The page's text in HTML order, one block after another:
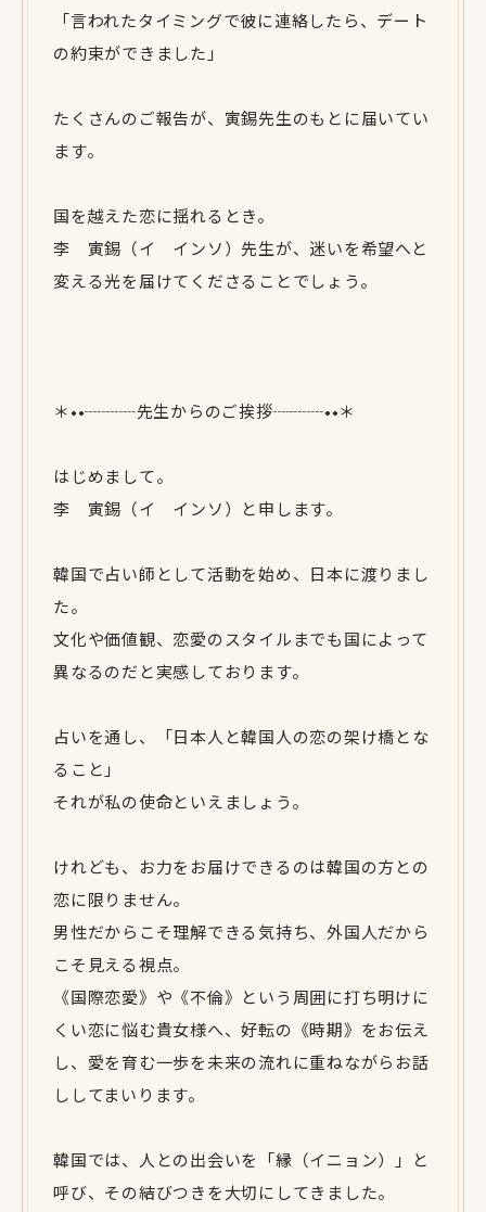
「言われたタイミングで彼に連絡したら、デート
の約束ができました」
たくさんのご報告が、寅錫先生のもとに届いてい
ます。
国を越えた恋に揺れるとき。
李 寅錫（イ インソ）先生が、迷いを希望へと
変える光を届けてくださることでしょう。
＊••┈┈┈先生からのご挨拶┈┈┈••＊
はじめまして。
李 寅錫（イ インソ）と申します。
韓国で占い師として活動を始め、日本に渡りまし
た。
文化や価値観、恋愛のスタイルまでも国によって
異なるのだと実感しております。
占いを通し、「日本人と韓国人の恋の架け橋とな
ること」
それが私の使命といえましょう。
けれども、お力をお届けできるのは韓国の方との
恋に限りません。
男性だからこそ理解できる気持ち、外国人だから
こそ見える視点。
《国際恋愛》や《不倫》という周囲に打ち明けに
くい恋に悩む貴女様へ、好転の《時期》をお伝え
し、愛を育む一歩を未来の流れに重ねながらお話
ししてまいります。
韓国では、人との出会いを「縁（イニョン）」と
呼び、その結びつきを大切にしてきました。